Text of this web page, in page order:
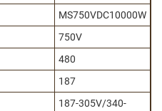
MS750VDC10000W
750V
480
187
187-305V/340-